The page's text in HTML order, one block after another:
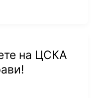
favorites
на ЦСКА
favorites